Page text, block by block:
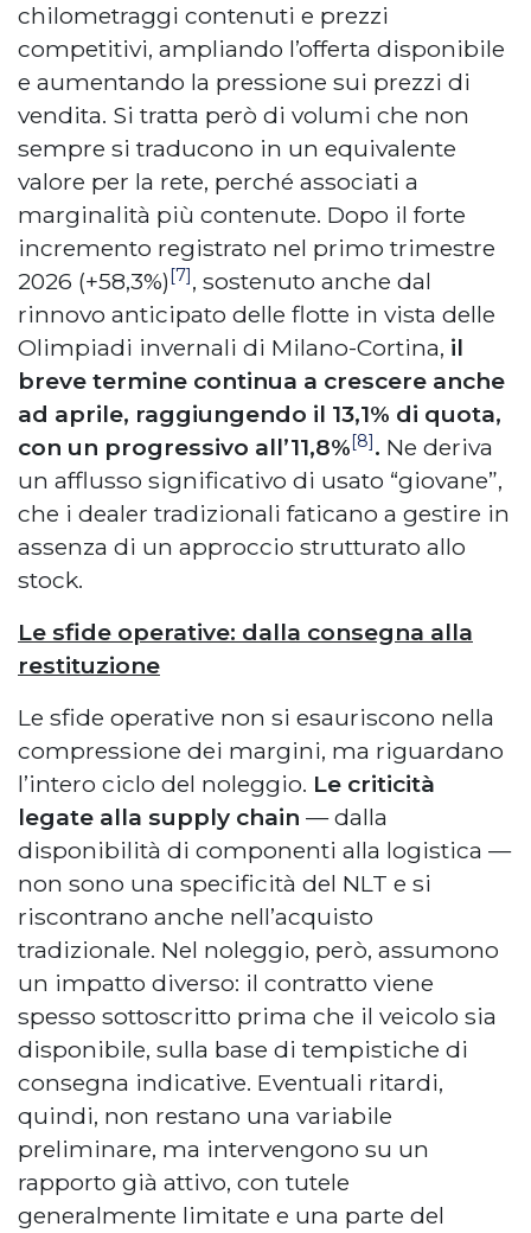
chilometraggi contenuti e prezzi
competitivi, ampliando l’offerta disponibile
e aumentando la pressione sui prezzi di
vendita. Si tratta però di volumi che non
sempre si traducono in un equivalente
valore per la rete, perché associati a
marginalità più contenute. Dopo il forte
incremento registrato nel primo trimestre
2026 (+58,3%)[7], sostenuto anche dal
rinnovo anticipato delle flotte in vista delle
Olimpiadi invernali di Milano-Cortina, il
breve termine continua a crescere anche
ad aprile, raggiungendo il 13,1% di quota,
con un progressivo all’11,8%[8]. Ne deriva
un afflusso significativo di usato “giovane”,
che i dealer tradizionali faticano a gestire in
assenza di un approccio strutturato allo
stock.
Le sfide operative: dalla consegna alla
restituzione
Le sfide operative non si esauriscono nella
compressione dei margini, ma riguardano
l’intero ciclo del noleggio. Le criticità
legate alla supply chain — dalla
disponibilità di componenti alla logistica —
non sono una specificità del NLT e si
riscontrano anche nell’acquisto
tradizionale. Nel noleggio, però, assumono
un impatto diverso: il contratto viene
spesso sottoscritto prima che il veicolo sia
disponibile, sulla base di tempistiche di
consegna indicative. Eventuali ritardi,
quindi, non restano una variabile
preliminare, ma intervengono su un
rapporto già attivo, con tutele
generalmente limitate e una parte del